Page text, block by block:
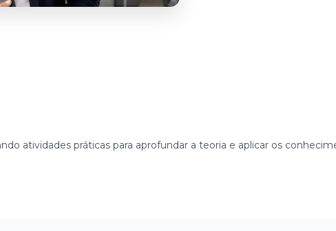
atividades práticas para aprofundar a teoria e aplicar os